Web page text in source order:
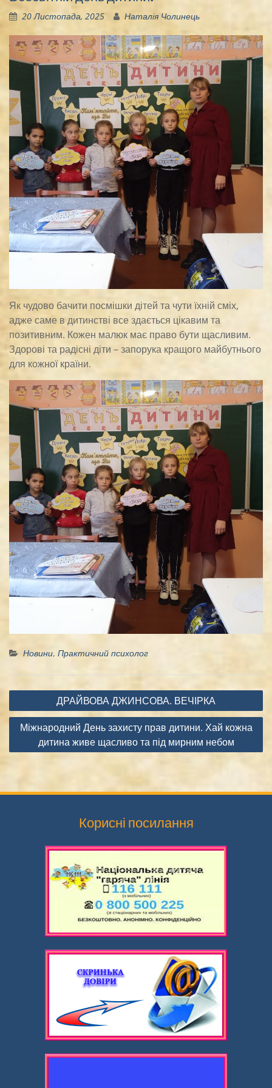
20 Листопада, 2025 Наталія Чолинець
Як чудово бачити посмішки дітей та чути їхній сміх,
адже саме в дитинстві все здається цікавим та
позитивним. Кожен малюк має право бути щасливим.
Здорові та радісні діти – запорука кращого майбутнього
для кожної країни.
Новини, Практичний психолог
Навігація
записів
ДРАЙВОВА ДЖИНСОВА. ВЕЧІРКА
Міжнародний День захисту прав дитини. Хай кожна
дитина живе щасливо та під мирним небом
Корисні посилання